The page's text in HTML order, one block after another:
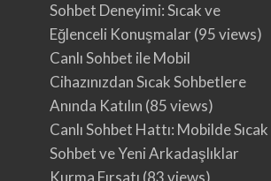
Sohbet Deneyimi: Sıcak ve
Eğlenceli Konuşmalar(95 views)
Canlı Sohbet ile Mobil
Cihazınızdan Sıcak Sohbetlere
Anında Katılın (85 views)
Canlı Sohbet Hattı: Mobilde Sıcak
Sohbet ve Yeni Arkadaşlıklar